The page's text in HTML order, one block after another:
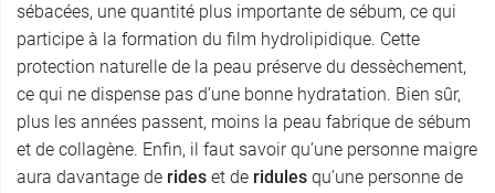
sébacées, une quantité plus importante de sébum, ce qui
participe à la formation du film hydrolipidique. Cette
protection naturelle de la peau préserve du dessèchement,
ce qui ne dispense pas d’une bonne hydratation. Bien sûr,
plus les années passent, moins la peau fabrique de sébum
et de collagène. Enfin, il faut savoir qu’une personne maigre
aura davantage de rides et de ridules qu’une personne de